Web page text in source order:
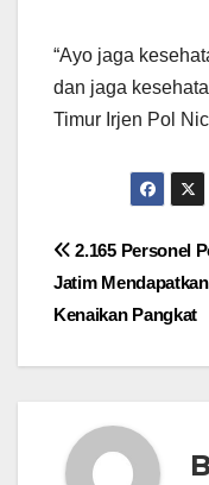
“Ayo jaga
dan jaga
Timur Irjen Pol
Navigasi
pos
2.165 Personel
Jatim Mendapatkan
Kenaikan Pangkat